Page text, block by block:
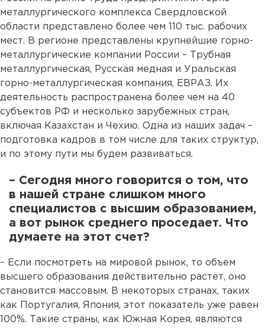
металлургического комплекса Свердловской
области представлено более чем 110 тыс. рабочих
мест. В регионе представлены крупнейшие горно-
металлургические компании России – Трубная
металлургическая, Русская медная и Уральская
горно-металлургическая компания, ЕВРАЗ. Их
деятельность распространена более чем на 40
субъектов РФ и несколько зарубежных стран,
включая Казахстан и Чехию. Одна из наших задач –
подготовка кадров в том числе для таких структур,
и по этому пути мы будем развиваться.
– Сегодня много говорится о том, что
в нашей стране слишком много
специалистов с высшим образованием,
а вот рынок среднего проседает. Что
думаете на этот счет?
– Если посмотреть на мировой рынок, то объем
высшего образования действительно растет, оно
становится массовым. В некоторых странах, таких
как Португалия, Япония, этот показатель уже равен
100%. Такие страны, как Южная Корея, являются